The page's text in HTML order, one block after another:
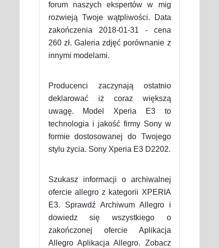
forum naszych ekspertów w mig
rozwieją Twoje wątpliwości. Data
zakończenia 2018-01-31 - cena
260 zł. Galeria zdjęć porównanie z
innymi modelami.
Producenci zaczynają ostatnio
deklarować iż coraz większą
uwagę. Model Xperia E3 to
technologia i jakość firmy Sony w
formie dostosowanej do Twojego
stylu życia. Sony Xperia E3 D2202.
Szukasz informacji o archiwalnej
ofercie allegro z kategorii XPERIA
E3. Sprawdź Archiwum Allegro i
dowiedz się wszystkiego o
zakończonej ofercie Aplikacja
Allegro Aplikacja Allegro. Zobacz